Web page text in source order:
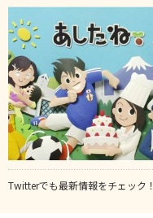
Twitterでも最新情報をチェック！